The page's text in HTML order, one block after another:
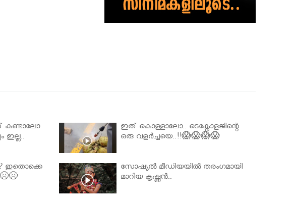
കണ്ടാലോ
ഇല്ല..
ഇത് കൊള്ളാലോ.. ടെക്നോളജിന്റെ
ഒരു വളർച്ചയെ..!!😱😱😱😱
ഇതൊക്കെ
സോഷ്യൽ മീഡിയയിൽ തരംഗമായി
മാറിയ കൃഷ്ണൻ..